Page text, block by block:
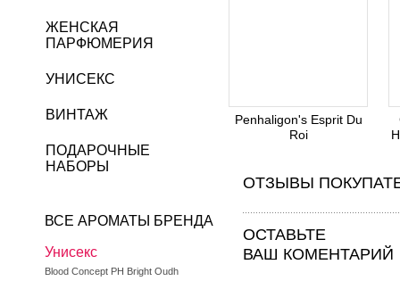
Penhaligon's Esprit Du
Roi
ОТЗЫВЫ
ОСТАВЬТЕ
ВАШ КОМЕНТАРИЙ
ЖЕНСКАЯ
ПАРФЮМЕРИЯ
УНИСЕКС
ВИНТАЖ
ПОДАРОЧНЫЕ
НАБОРЫ
ВСЕ АРОМАТЫ БРЕНДА
Унисекс
Blood Concept PH Bright Oudh